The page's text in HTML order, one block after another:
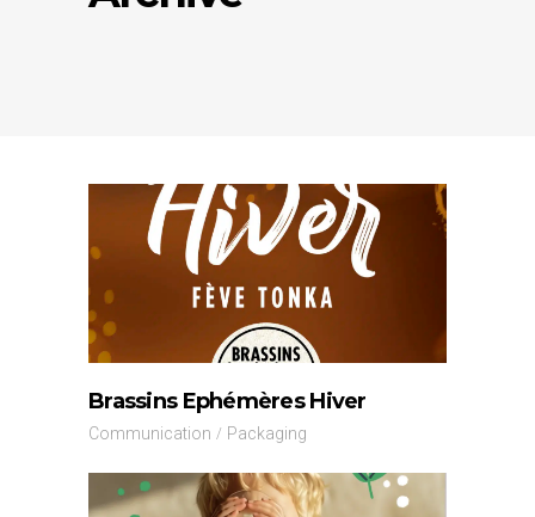
Brassins Ephémères Hiver
Communication Packaging